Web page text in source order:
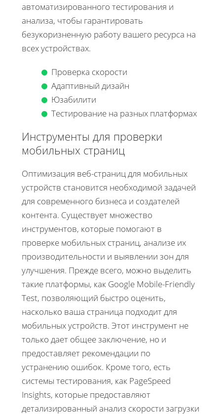
автоматизированного тестирования и
анализа, чтобы гарантировать
безукоризненную работу вашего ресурса на
всех устройствах.
Проверка скорости
Адаптивный дизайн
Юзабилити
Тестирование на разных платформах
Инструменты для проверки
мобильных страниц
Оптимизация веб-страниц для мобильных
устройств становится необходимой задачей
для современного бизнеса и создателей
контента. Существует множество
инструментов, которые помогают в
проверке мобильных страниц, анализе их
производительности и выявлении зон для
улучшения. Прежде всего, можно выделить
такие платформы, как Google Mobile-Friendly
Test, позволяющий быстро оценить,
насколько ваша страница подходит для
мобильных устройств. Этот инструмент не
только дает общее заключение, но и
предоставляет рекомендации по
устранению ошибок. Кроме того, есть
системы тестирования, как PageSpeed
Insights, которые предоставляют
детализированный анализ скорости загрузки